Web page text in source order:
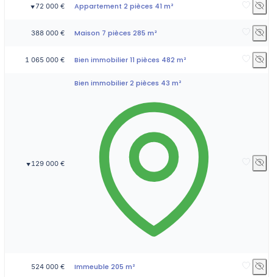
▼ 72 000 € Appartement 2 pièces 41 m²
388 000 € Maison 7 pièces 285 m²
1 065 000 € Bien immobilier 11 pièces 482 m²
▼ 129 000 €
Bien immobilier 2 pièces 43 m²
524 000 € Immeuble 205 m²